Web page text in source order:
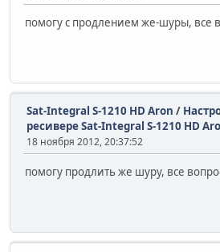
помогу с продлением же-шуры, все
Sat-Integral S-1210 HD Aron /
ресивере Sat-Integral S-1210 HD
18 ноября 2012, 20:37:52
помогу продлить же шуру, все